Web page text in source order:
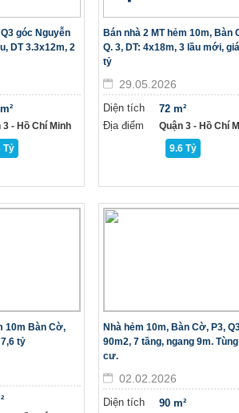
góc Nguyễn
DT 3.3x12m, 2
3 - Hồ Chí Minh
Tỷ
Bán nhà 2 MT hẻm 10m, Bàn
Q. 3, DT: 4x18m, 3 lầu mới,
tỷ
29.05.2026
Diện tích
Địa điểm
72 m²
Quận 3 - Hồ Chí
9.6 Tỷ
10m Bàn Cờ,
tỷ
Nhà hẻm 10m, Bàn Cờ, P3,
90m2, 7 tầng, ngang 9m.
cư.
02.02.2026
Diện tích
90 m²